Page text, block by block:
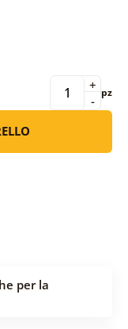
-
+ pz
per la